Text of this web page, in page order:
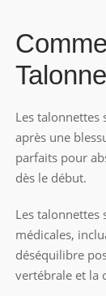
Les talonnettes
après une
parfaits pour
dès le début.
Les talonnettes
médicales,
déséquilibre
vertébrale et la